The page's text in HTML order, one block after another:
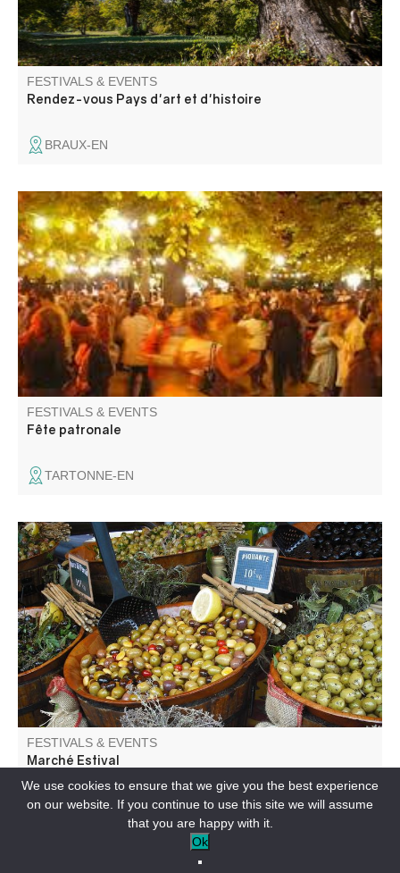
FESTIVALS & EVENTS
Rendez-vous Pays d'art et d'histoire
BRAUX-EN
Concours de boules et bal les jeudi, vendredi et samedi.
Paëlla le vendredi, aïoli le samedi.
FESTIVALS & EVENTS
Fête patronale
TARTONNE-EN
A l'occasion du passage du tour de France féminin le
marché du samedi se tiendra toute la journée.
FESTIVALS & EVENTS
Marché Estival
SAINT-ANDRÉ-LES-ALPES-EN
We use cookies to ensure that we give you the best experience
on our website. If you continue to use this site we will assume
that you are happy with it.
Ok